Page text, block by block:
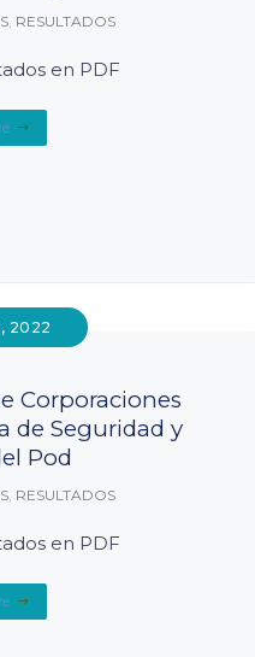
, RESULTADOS
en PDF
2022
Corporaciones
de Seguridad y
Pod
, RESULTADOS
en PDF